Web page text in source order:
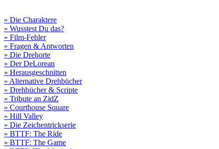
» Die Charaktere
» Wusstest Du das?
» Film-Fehler
» Fragen & Antworten
» Die Drehorte
» Der DeLorean
» Herausgeschnitten
» Alternative Drehbücher
» Drehbücher & Scripte
» Tribute an ZidZ
» Courthouse Square
» Hill Valley
» Die Zeichentrickserie
» BTTF: The Ride
» BTTF: The Game